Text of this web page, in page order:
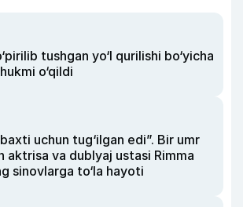
tushgan yo‘l qurilishi bo‘yicha
o‘qildi
uchun tug‘ilgan edi”. Bir umr
aktrisa va dublyaj ustasi Rimma
sinovlarga to‘la hayoti